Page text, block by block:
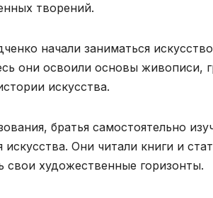
творений.
начали заниматься
они освоили основы живописи,
искусства.
братья самостоятельно
искусства. Они читали книги и
художественные горизонты.